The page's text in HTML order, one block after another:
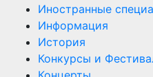
Иностранные
Информация
История
Конкурсы и